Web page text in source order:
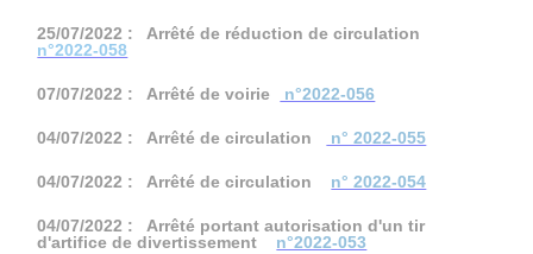
25/07/2022 : Arrêté de réduction de circulation
n°2022-058
07/07/2022 : Arrêté de voirie n°2022-056
04/07/2022 : Arrêté de circulation n° 2022-055
04/07/2022 : Arrêté de circulation n° 2022-054
04/07/2022 : Arrêté portant autorisation d'un tir
d'artifice de divertissement n°2022-053